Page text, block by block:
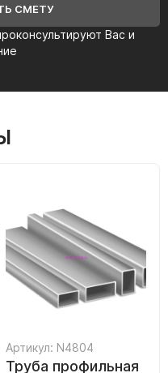
Вас и
СМЕТУ
Артикул: N4804
Труба профильная